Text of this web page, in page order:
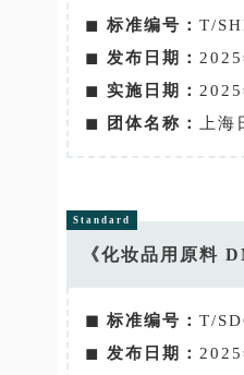
◼ 标准编号： T/
◼ 发布日期：
◼ 实施日期：
◼
团体名称： 上
Standard
《化妆品用原料
◼ 标准编号： T/
◼
发布日期：